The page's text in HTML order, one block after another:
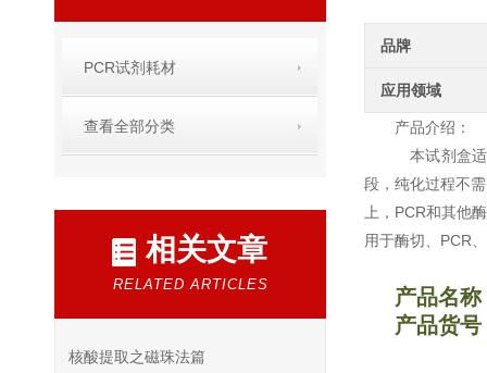
PCR试剂耗材
查看全部分类
相关文章
RELATED ARTICLES
核酸提取之磁珠法篇
品牌
应用领域
产品介绍：
本试剂盒适
段，纯化过程不
上，PCR和其他
用于酶切、PCR
产品名称
产品货